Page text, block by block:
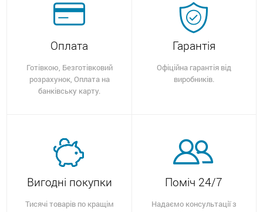
Оплата
Готівкою, Безготівковий
розрахунок, Оплата на
банківську карту.
Гарантія
Офіційна гарантія від
виробників.
Вигодні покупки
Тисячі товарів по кращім
Поміч 24/7
Надаємо консультації з